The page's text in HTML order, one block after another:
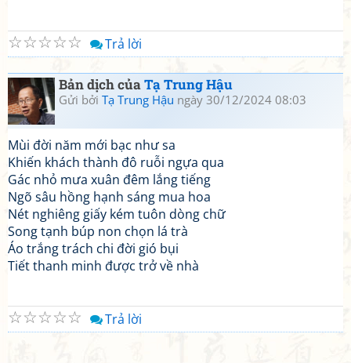
☆
☆
☆
☆
☆ Trả lời
Bản dịch củaTạ Trung Hậu
Gửi bởi Tạ Trung Hậu ngày 30/12/2024 08:03
Mùi đời năm mới bạc như sa
Khiến khách thành đô ruỗi ngựa qua
Gác nhỏ mưa xuân đêm lắng tiếng
Ngõ sâu hồng hạnh sáng mua hoa
Nét nghiêng giấy kém tuôn dòng chữ
Song tạnh búp non chọn lá trà
Áo trắng trách chi đời gió bụi
Tiết thanh minh được trở về nhà
☆
☆
☆
☆
☆ Trả lời